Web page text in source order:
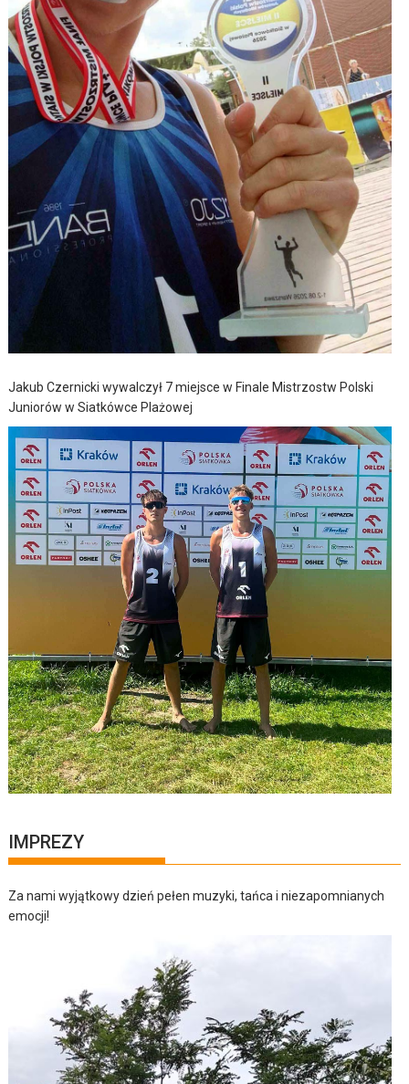
Jakub Czernicki wywalczył 7 miejsce w Finale Mistrzostw Polski
Juniorów w Siatkówce Plażowej
IMPREZY
Za nami wyjątkowy dzień pełen muzyki, tańca i niezapomnianych
emocji!